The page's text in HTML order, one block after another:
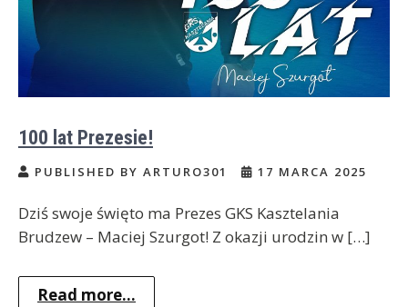
100 lat Prezesie!
PUBLISHED BY ARTURO301 17 MARCA 2025
Dziś swoje święto ma Prezes GKS Kasztelania
Brudzew – Maciej Szurgot! Z okazji urodzin w […]
Read more...